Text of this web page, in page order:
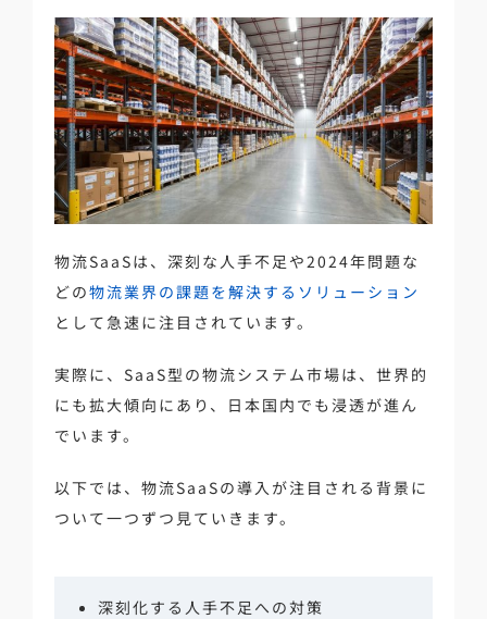
物流SaaSは、深刻な人手不足や2024年問題な
どの物流業界の課題を解決するソリューション
として急速に注目されています。
実際に、SaaS型の物流システム市場は、世界的
にも拡大傾向にあり、日本国内でも浸透が進ん
でいます。
以下では、物流SaaSの導入が注目される背景に
ついて一つずつ見ていきます。
深刻化する人手不足への対策